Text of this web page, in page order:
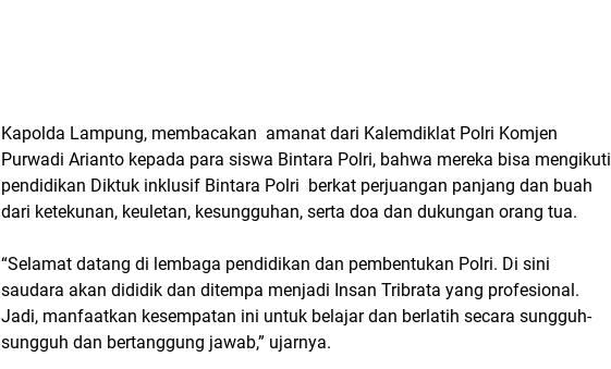
Kapolda Lampung, membacakan amanat dari Kalemdiklat Polri Komjen
Purwadi Arianto kepada para siswa Bintara Polri, bahwa mereka bisa mengikuti
pendidikan Diktuk inklusif Bintara Polri berkat perjuangan panjang dan buah
dari ketekunan, keuletan, kesungguhan, serta doa dan dukungan orang tua.
“Selamat datang di lembaga pendidikan dan pembentukan Polri. Di sini
saudara akan dididik dan ditempa menjadi Insan Tribrata yang profesional.
Jadi, manfaatkan kesempatan ini untuk belajar dan berlatih secara sungguh-
sungguh dan bertanggung jawab,” ujarnya.